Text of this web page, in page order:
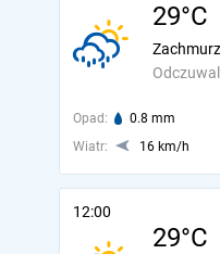
29°C
Opad: 0.8 mm
Wiatr:
16 km/h
12:00
29°C